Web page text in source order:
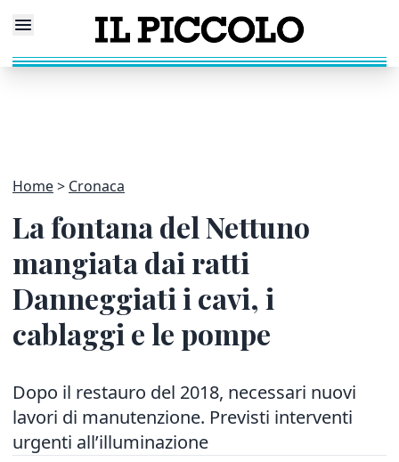
Home Cronaca
La fontana del Nettuno
mangiata dai ratti
Danneggiati i cavi, i
cablaggi e le pompe
Dopo il restauro del 2018, necessari nuovi
lavori di manutenzione. Previsti interventi
urgenti all’illuminazione